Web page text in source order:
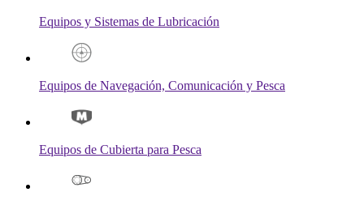
Equipos y Sistemas de Lubricación
Equipos de Navegación, Comunicación y Pesca
Equipos de Cubierta para Pesca